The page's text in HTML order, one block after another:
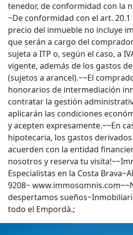
tenedor, de conformidad con la
~De conformidad con el art. 20.1
precio del inmueble no incluye
que serán a cargo del
sujeta a ITP o, según el caso, a
vigente, además de los gastos
(sujetos a arancel).~~El
honorarios de intermediación
contratar la gestión
aplicarán las condiciones
y acepten expresamente.~~En
hipotecaria, los gastos
acuerden con la entidad
nosotros y reserva tu
Especialistas en la Costa
9208~
despertamos
todo el Empordà.;